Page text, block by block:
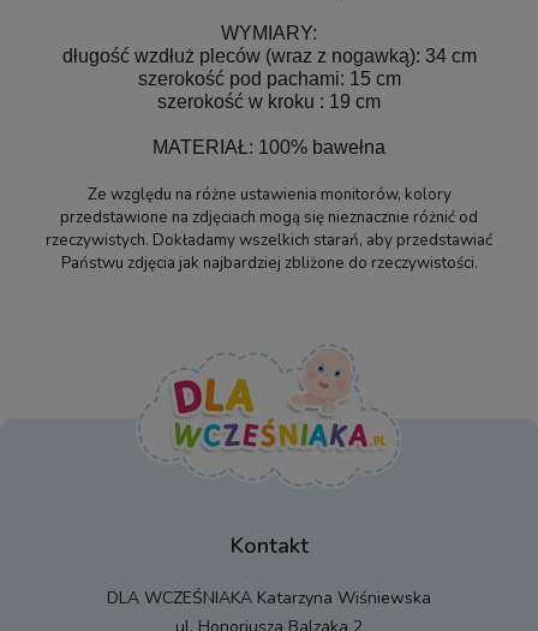
WYMIARY:
długość wzdłuż pleców (wraz z nogawką): 34 cm
szerokość pod pachami: 15 cm
szerokość w kroku : 19 cm
MATERIAŁ: 100% bawełna
Ze względu na różne ustawienia monitorów, kolory
przedstawione na zdjęciach mogą się nieznacznie różnić od
rzeczywistych. Dokładamy wszelkich starań, aby przedstawiać
Państwu zdjęcia jak najbardziej zbliżone do rzeczywistości.
Kontakt
DLA WCZEŚNIAKA Katarzyna Wiśniewska